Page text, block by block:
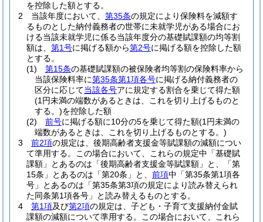
を控除した額とする。
2
当該年度において、 第35条の規定により保険料を減額す
るものとした納付義務者の世帯に未就学児がある場合にお
ける当該未就学児に係る当該年度分の基礎賦課額の均等割
額は、 第1号に掲げる額から第2号に掲げる額を控除した額
とする。
(1)
第15条の基礎賦課額の被保険者均等割の保険料率から
当該保険料率に第35条第1項各号に掲げる納付義務者の
区分に応じて当該各号アに規定する割合を乗じて得た額
(1円未満の端数があるときは、これを切り上げるものと
する。)を控除した額
(2)
前号に掲げる額に10分の5を乗じて得た額(1円未満の
端数があるときは、これを切り上げるものとする。)
3
前2項の規定は、後期高齢者支援金等賦課額の減額につい
て準用する。
この場合において、これらの規定中「基礎賦
課額」とあるのは「後期高齢者支援金等賦課額」と、「第
15条」とあるのは「第20条」と、 前項中「第35条第1項各
号」とあるのは「第35条第3項の規定により読み替えられ
た同条第1項各号」と読み替えるものとする。
4
第1項及び第2項の規定は、子ども・子育て支援納付金賦
課額の減額について準用する。
この場合において、これら